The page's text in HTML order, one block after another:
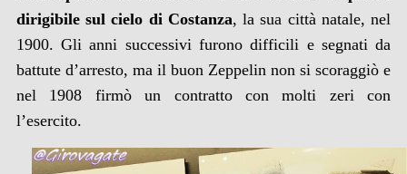
dirigibile sul cielo di Costanza, la sua città natale, nel
1900. Gli anni successivi furono difficili e segnati da
battute d’arresto, ma il buon Zeppelin non si scoraggiò e
nel 1908 firmò un contratto con molti zeri con
l’esercito.